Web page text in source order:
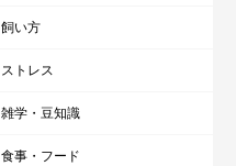
飼い方
ストレス
雑学・豆知識
食事・フード